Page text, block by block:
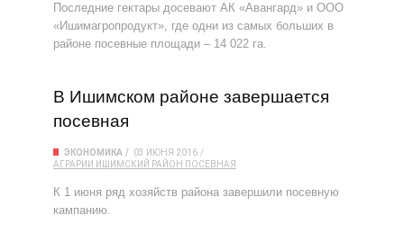
Последние гектары досевают АК «Авангард» и ООО
«Ишимагропродукт», где одни из самых больших в
районе посев­ные площади – 14 022 га.
В Ишимском районе завершается
посевная
ЭКОНОМИКА
03 ИЮНЯ 2016
АГРАРИИ ИШИМСКИЙ РАЙОН ПОСЕВНАЯ
К 1 июня ряд хозяйств района завершили посевную
кампанию.